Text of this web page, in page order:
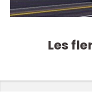
Les